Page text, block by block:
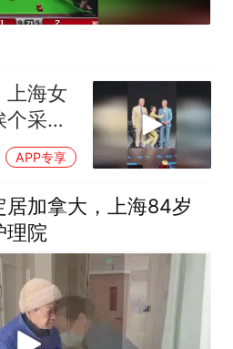
上海女
采访
APP专享
居加拿大，上海84岁
理院